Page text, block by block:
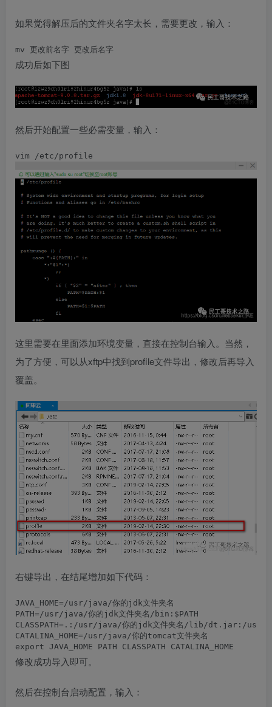
如果觉得解压后的文件夹名字太长，需要更改，输入：
mv 更改前名字 更改后名字
成功后如下图
然后开始配置一些必需变量，输入：
vim /etc/profile
这里需要在里面添加环境变量，直接在控制台输入。当然，
为了方便，可以从xftp中找到profile文件导出，修改后再导入
覆盖。
右键导出，在结尾增加如下代码：
JAVA_HOME=/usr/java/你的jdk文件夹名
PATH=/usr/java/你的jdk文件夹名/bin:$PATH
CLASSPATH=.:/usr/java/你的jdk文件夹名/lib/dt.jar:/
CATALINA_HOME=/usr/java/你的tomcat文件夹名
export JAVA_HOME PATH CLASSPATH CATALINA_HOME
修改成功导入即可。
然后在控制台启动配置，输入：